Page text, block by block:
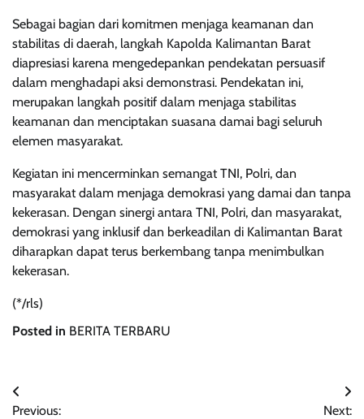
Sebagai bagian dari komitmen menjaga keamanan dan
stabilitas di daerah, langkah Kapolda Kalimantan Barat
diapresiasi karena mengedepankan pendekatan persuasif
dalam menghadapi aksi demonstrasi. Pendekatan ini,
merupakan langkah positif dalam menjaga stabilitas
keamanan dan menciptakan suasana damai bagi seluruh
elemen masyarakat.
Kegiatan ini mencerminkan semangat TNI, Polri, dan
masyarakat dalam menjaga demokrasi yang damai dan tanpa
kekerasan. Dengan sinergi antara TNI, Polri, dan masyarakat,
demokrasi yang inklusif dan berkeadilan di Kalimantan Barat
diharapkan dapat terus berkembang tanpa menimbulkan
kekerasan.
(*/rls)
Posted in BERITA TERBARU
Navigasi
Previous: Next: